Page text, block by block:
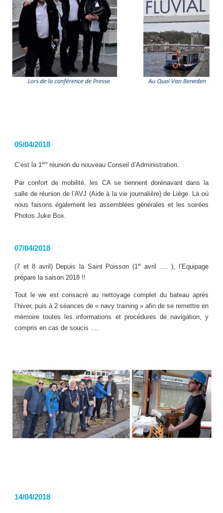
05/04/2018
C’est la 1ère réunion du nouveau Conseil d’Administration.
Par confort de mobilité, les CA se tiennent dorénavant dans la
salle de réunion de l’AVJ (Aide à la vie journalière) de Liège. Là où
nous faisons également les assemblées générales et les soirées
Photos Juke Box.
07/04/2018
(7 et 8 avril) Depuis la Saint Poisson (1 eravril …. ), l’Equipage
prépare la saison 2018 !!
Tout le we est consacré au nettoyage complet du bateau après
l’hiver, puis à 2 séances de « navy training » afin de se remettre en
mémoire toutes les informations et procédures de navigation, y
compris en cas de soucis ….
14/04/2018